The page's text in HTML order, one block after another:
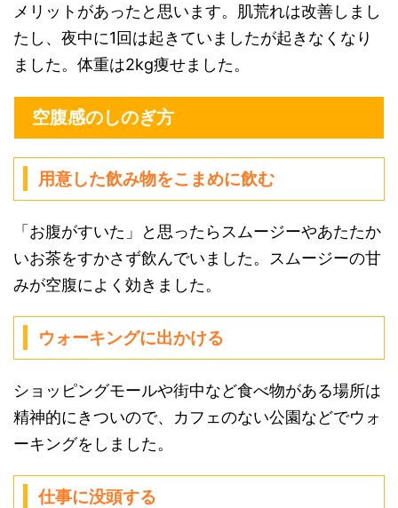
メリットがあったと思います。肌荒れは改善しまし
たし、夜中に1回は起きていましたが起きなくなり
ました。体重は2kg痩せました。
空腹感のしのぎ方
用意した飲み物をこまめに飲む
「お腹がすいた」と思ったらスムージーやあたたか
いお茶をすかさず飲んでいました。スムージーの甘
みが空腹によく効きました。
ウォーキングに出かける
ショッピングモールや街中など食べ物がある場所は
精神的にきついので、カフェのない公園などでウォ
ーキングをしました。
仕事に没頭する